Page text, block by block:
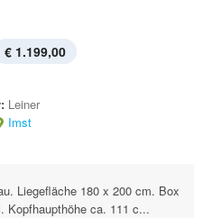
€ 1.199,00
Leiner
Imst
Liegefläche 180 x 200 cm. Box
Kopfhaupthöhe ca. 111 c...